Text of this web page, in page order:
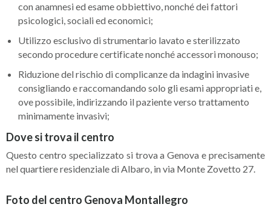
con anamnesi ed esame obbiettivo, nonché dei fattori
psicologici, sociali ed economici;
Utilizzo esclusivo di strumentario lavato e sterilizzato
secondo procedure certificate nonché accessori monouso;
Riduzione del rischio di complicanze da indagini invasive
consigliando e raccomandando solo gli esami appropriati e,
ove possibile, indirizzando il paziente verso trattamento
minimamente invasivi;
Dove si trova il centro
Questo centro specializzato si trova a Genova e precisamente
nel quartiere residenziale di Albaro, in via Monte Zovetto 27.
Foto del centro Genova Montallegro